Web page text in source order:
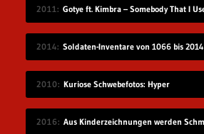
2011
2014 Soldaten-Inventare von 1066 bis 2014
2010 Kuriose Schwebefotos: Hyper
2016